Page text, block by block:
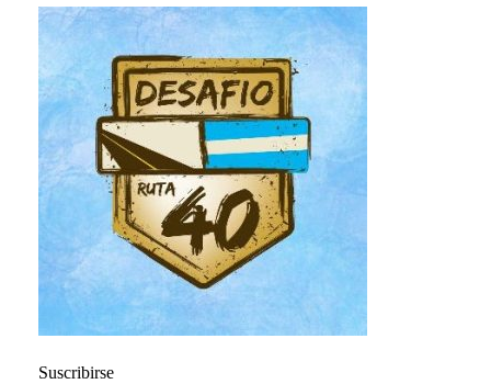
Suscribirse